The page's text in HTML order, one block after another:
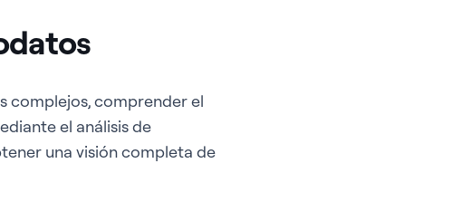
complejos, comprender el
el análisis de
una visión completa de